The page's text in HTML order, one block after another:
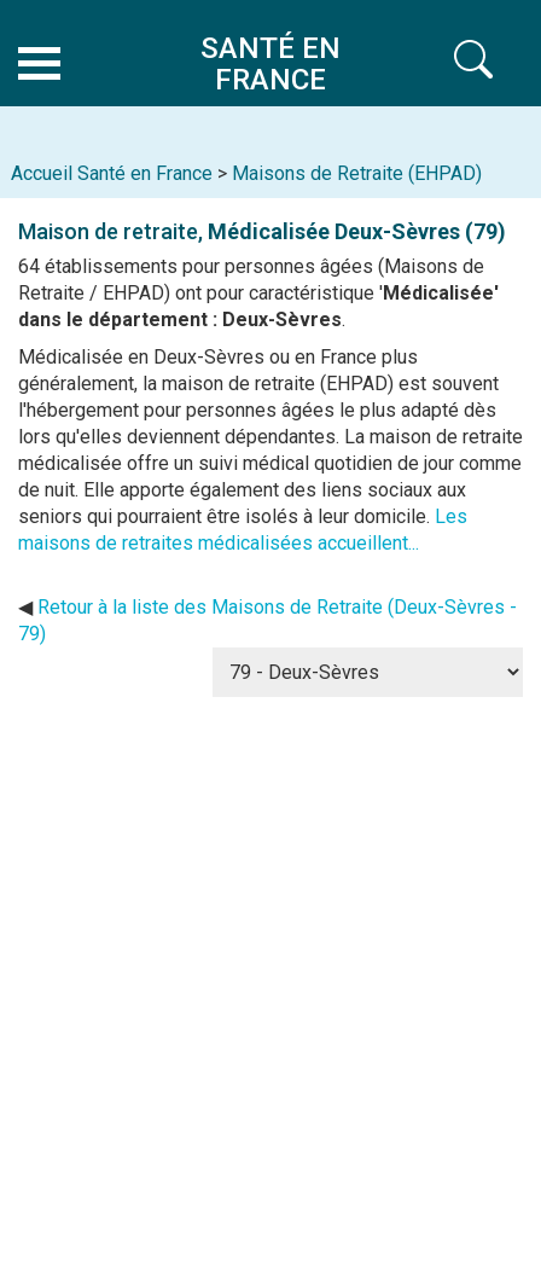
SANTÉ EN
FRANCE
Accueil Santé en France > Maisons de Retraite (EHPAD)
Maison de retraite, Médicalisée Deux-Sèvres (79)
64 établissements pour personnes âgées (Maisons de
Retraite / EHPAD) ont pour caractéristique 'Médicalisée'
dans le département : Deux-Sèvres.
Médicalisée en Deux-Sèvres ou en France plus
généralement, la maison de retraite (EHPAD) est souvent
l'hébergement pour personnes âgées le plus adapté dès
lors qu'elles deviennent dépendantes. La maison de retraite
médicalisée offre un suivi médical quotidien de jour comme
de nuit. Elle apporte également des liens sociaux aux
seniors qui pourraient être isolés à leur domicile. Les
maisons de retraites médicalisées accueillent...
◀ Retour à la liste des Maisons de Retraite (Deux-Sèvres -
79)